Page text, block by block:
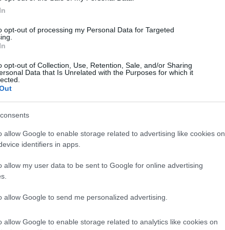
opt-out of processing my Personal Data for Targeted
opt-out of Collection, Use, Retention, Sale, and/or Sharing
Data that Is Unrelated with the Purposes for which it
allow Google to enable storage related to advertising like cookies on
identifiers in apps.
allow my user data to be sent to Google for online advertising
allow Google to send me personalized advertising.
allow Google to enable storage related to analytics like cookies on
magyarországi család- és
kutatóműhely és Youtube-csatorna. A rövid
szöveghez ez az akciófotó társult: A 444.hu
lenyűgöző, ami az apró részletek
a következők: A sarokba állított törpe…